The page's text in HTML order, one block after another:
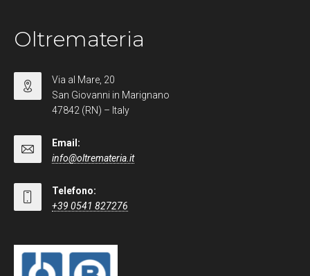
Oltremateria
Via al Mare, 20
San Giovanni in Marignano
47842 (RN) – Italy
Email:
info@oltremateria.it
Telefono:
+39 0541 827276